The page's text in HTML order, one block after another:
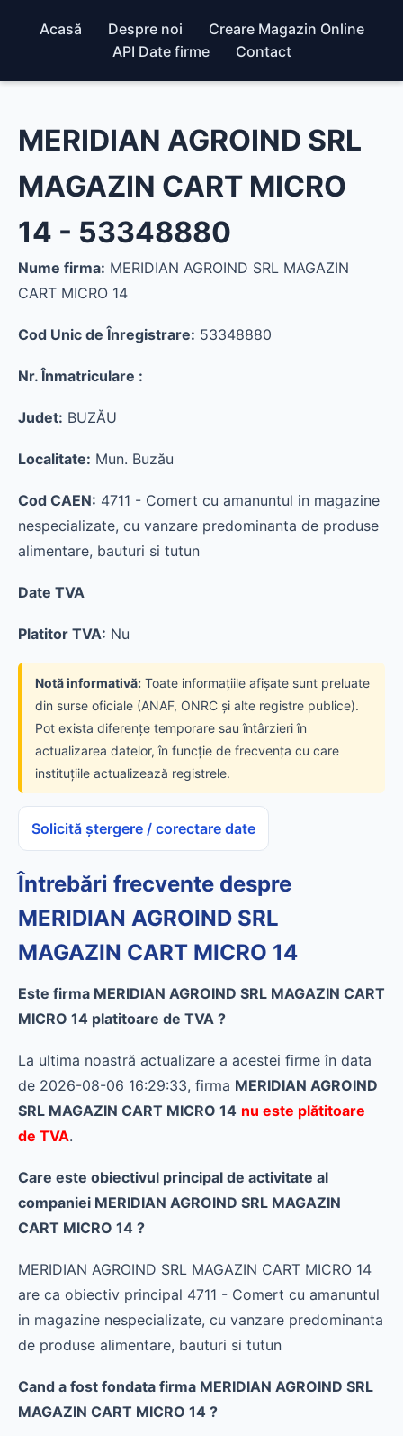
Acasă Despre noi
Creare Magazin Online
API Date firme
Contact
MERIDIAN AGROIND SRL
MAGAZIN CART MICRO
14 - 53348880
Nume firma: MERIDIAN AGROIND SRL MAGAZIN
CART MICRO 14
Cod Unic de Înregistrare: 53348880
Nr. Înmatriculare :
Judet: BUZĂU
Localitate: Mun. Buzău
Cod CAEN: 4711 - Comert cu amanuntul in magazine
nespecializate, cu vanzare predominanta de produse
alimentare, bauturi si tutun
Date TVA
Platitor TVA: Nu
Notă informativă: Toate informațiile afișate sunt preluate
din surse oficiale (ANAF, ONRC și alte registre publice).
Pot exista diferențe temporare sau întârzieri în
actualizarea datelor, în funcție de frecvența cu care
instituțiile actualizează registrele.
Solicită ștergere / corectare date
Întrebări frecvente despre
MERIDIAN AGROIND SRL
MAGAZIN CART MICRO 14
Este firma MERIDIAN AGROIND SRL MAGAZIN CART
MICRO 14 platitoare de TVA ?
La ultima noastră actualizare a acestei firme în data
de 2026-08-06 16:29:33, firma MERIDIAN AGROIND
SRL MAGAZIN CART MICRO 14 nu este plătitoare
de TVA.
Care este obiectivul principal de activitate al
companiei MERIDIAN AGROIND SRL MAGAZIN
CART MICRO 14 ?
MERIDIAN AGROIND SRL MAGAZIN CART MICRO 14
are ca obiectiv principal 4711 - Comert cu amanuntul
in magazine nespecializate, cu vanzare predominanta
de produse alimentare, bauturi si tutun
Cand a fost fondata firma MERIDIAN AGROIND SRL
MAGAZIN CART MICRO 14 ?